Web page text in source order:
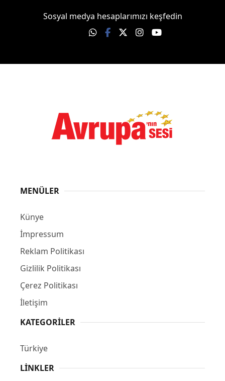
Sosyal medya hesaplarımızı keşfedin
MENÜLER
Künye
İmpressum
Reklam Politikası
Gizlilik Politikası
Çerez Politikası
İletişim
KATEGORILER
Türkiye
LINKLER